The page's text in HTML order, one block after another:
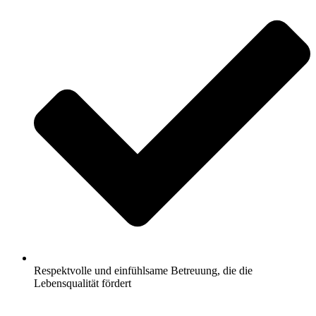
Respektvolle und einfühlsame Betreuung, die die
Lebensqualität fördert